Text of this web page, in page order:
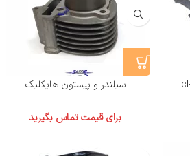
سیلندر و پیستون هایکلیک
برای قیمت تماس بگیرید